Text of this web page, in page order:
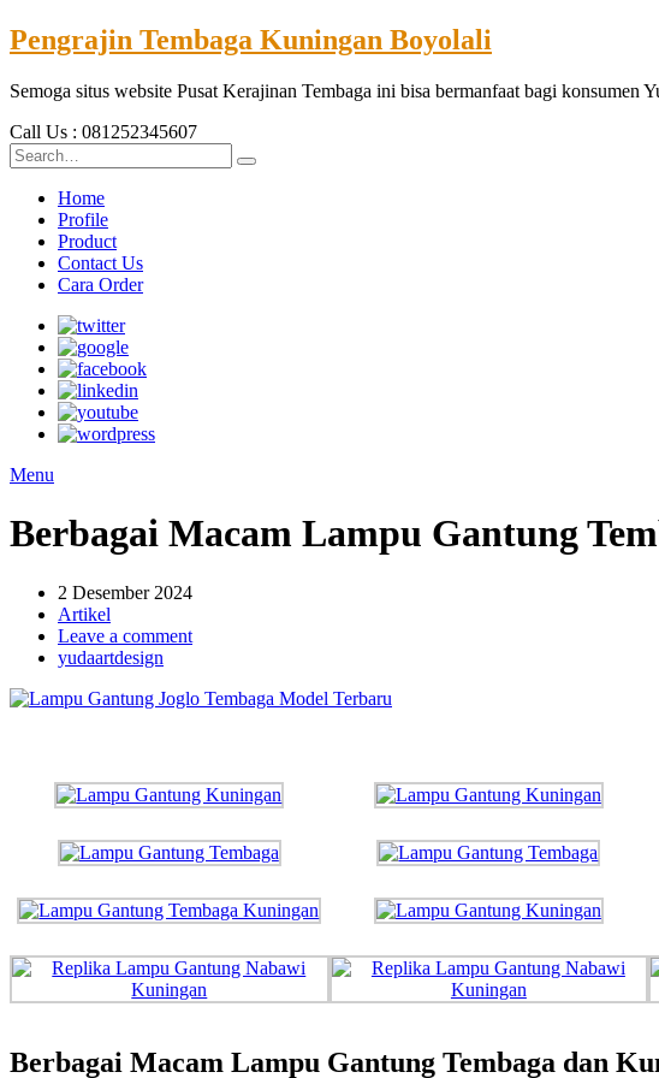
Pengrajin Tembaga Kuningan Boyolali
Semoga situs website Pusat Kerajinan Tembaga ini bisa bermanfaat bagi konsumen
Call Us : 081252345607
Home
Profile
Product
Contact Us
Cara Order
Menu
Berbagai Macam Lampu Gantung
2 Desember 2024
Artikel
Leave a comment
yudaartdesign
Berbagai Macam Lampu Gantung Tembaga dan